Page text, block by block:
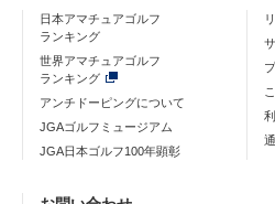
日本アマチュアゴルフ
ランキング
世界アマチュアゴルフ
ランキング
アンチドーピングについて
JGAゴルフミュージアム
JGA日本ゴルフ100年顕彰